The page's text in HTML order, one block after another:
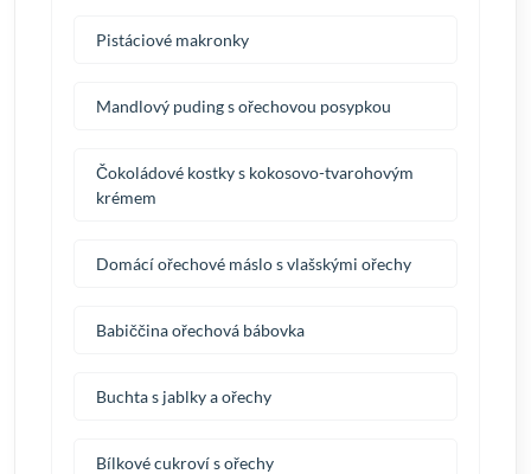
Pistáciové makronky
Mandlový puding s ořechovou posypkou
Čokoládové kostky s kokosovo-tvarohovým
krémem
Domácí ořechové máslo s vlašskými ořechy
Babiččina ořechová bábovka
Buchta s jablky a ořechy
Bílkové cukroví s ořechy